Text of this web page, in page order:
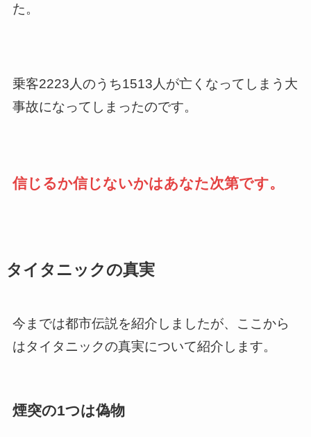
た。
乗客2223人のうち1513人が亡くなってしまう大
事故になってしまったのです。
信じるか信じないかはあなた次第です。
タイタニックの真実
今までは都市伝説を紹介しましたが、ここから
はタイタニックの真実について紹介します。
煙突の1つは偽物